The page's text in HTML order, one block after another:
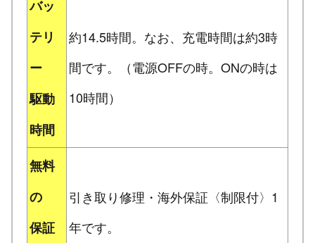
バッ
テリ
ー
駆動
時間
約14.5時間。なお、充電時間は約3時
間です。（電源OFFの時。ONの時は
10時間）
無料
の
保証
引き取り修理・海外保証〈制限付〉1
年です。